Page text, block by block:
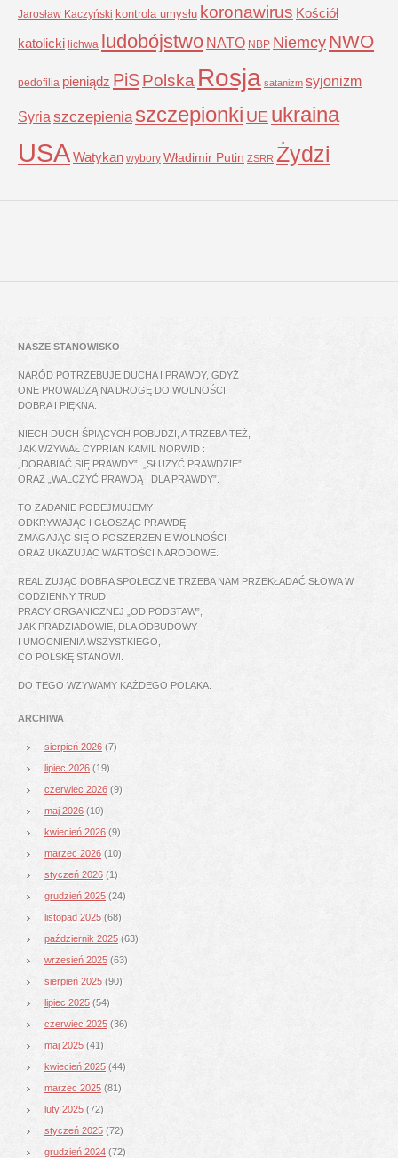
Jarosław Kaczyński kontrola umysłu koronawirus Kościół
katolicki lichwa ludobójstwo NATO NBP NiemcyNWO
pedofilia pieniądz PiSPolska Rosja satanizm syjonizm
Syria szczepienia szczepionki UE ukraina
USAWatykan wybory Władimir Putin ZSRR Żydzi
NASZE STANOWISKO
NARÓD POTRZEBUJE DUCHA I PRAWDY, GDYŻ
ONE PROWADZĄ NA DROGĘ DO WOLNOŚCI,
DOBRA I PIĘKNA.
NIECH DUCH ŚPIĄCYCH POBUDZI, A TRZEBA TEŻ,
JAK WZYWAŁ CYPRIAN KAMIL NORWID :
„DORABIAĆ SIĘ PRAWDY”, „SŁUŻYĆ PRAWDZIE”
ORAZ „WALCZYĆ PRAWDĄ I DLA PRAWDY”.
TO ZADANIE PODEJMUJEMY
ODKRYWAJĄC I GŁOSZĄC PRAWDĘ,
ZMAGAJĄC SIĘ O POSZERZENIE WOLNOŚCI
ORAZ UKAZUJĄC WARTOŚCI NARODOWE.
REALIZUJĄC DOBRA SPOŁECZNE TRZEBA NAM PRZEKŁADAĆ SŁOWA W
CODZIENNY TRUD
PRACY ORGANICZNEJ „OD PODSTAW”,
JAK PRADZIADOWIE, DLA ODBUDOWY
I UMOCNIENIA WSZYSTKIEGO,
CO POLSKĘ STANOWI.
DO TEGO WZYWAMY KAŻDEGO POLAKA.
ARCHIWA
sierpień 2026 (7)
lipiec 2026 (19)
czerwiec 2026 (9)
maj 2026 (10)
kwiecień 2026 (9)
marzec 2026 (10)
styczeń 2026 (1)
grudzień 2025 (24)
listopad 2025 (68)
październik 2025 (63)
wrzesień 2025 (63)
sierpień 2025 (90)
lipiec 2025 (54)
czerwiec 2025 (36)
maj 2025 (41)
kwiecień 2025 (44)
marzec 2025 (81)
luty 2025 (72)
styczeń 2025 (72)
grudzień 2024 (72)